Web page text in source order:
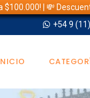
$100.000! | 💸
+54 9